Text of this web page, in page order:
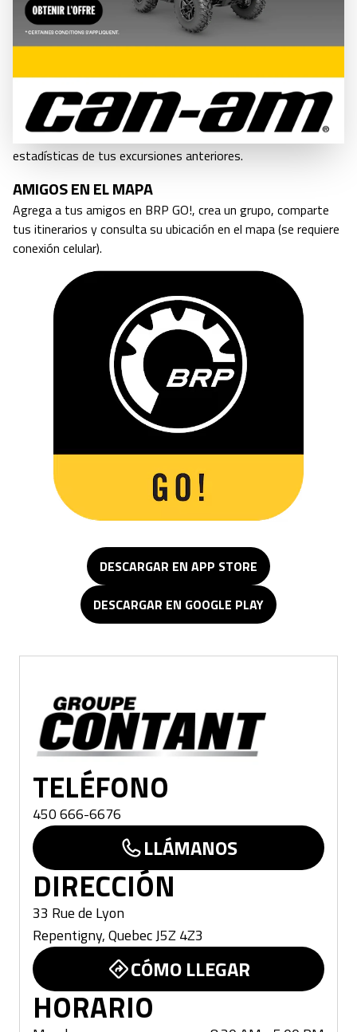
CREACIÓN DE ITINERARIOS
Planifica tu próxima excursión para disfrutar de la navegación
abiertas.
RECORRIDO Y ESTADÍSTICAS
Consulta el recorrido de tu ruta en tiempo real y accede a las
estadísticas de tus excursiones anteriores.
AMIGOS EN EL MAPA
Agrega a tus amigos en BRP GO!, crea un grupo, comparte
tus itinerarios y consulta su ubicación en el mapa (se requiere
conexión celular).
DESCARGAR EN APP STORE
DESCARGAR EN GOOGLE PLAY
Repentigny
TELÉFONO
450 666-6676
LLÁMANOS
DIRECCIÓN
33 Rue de Lyon
Repentigny,QuebecJ5Z 4Z3
CÓMO LLEGAR
HORARIO